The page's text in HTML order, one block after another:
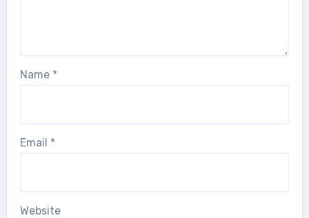
Name *
Email *
Website